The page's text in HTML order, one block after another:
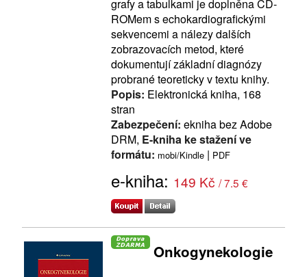
grafy a tabulkami je doplněna CD-
ROMem s echokardiografickými
sekvencemi a nálezy dalších
zobrazovacích metod, které
dokumentují základní diagnózy
probrané teoreticky v textu knihy.
Popis: Elektronická kniha, 168
stran
Zabezpečení: ekniha bez Adobe
DRM, E-kniha ke stažení ve
formátu: mobi/Kindle | PDF
e-kniha: 149 Kč / 7.5 €
Onkogynekologie